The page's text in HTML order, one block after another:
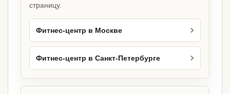
страницу.
Фитнес-центр в Москве
Фитнес-центр в Санкт-Петербурге